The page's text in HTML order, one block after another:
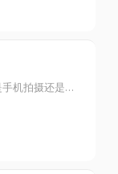
这里是摄影爱好者的聚集地，无论你是手机拍摄还是专业单反，都能在此分享作品、交流技巧、讨论器材。